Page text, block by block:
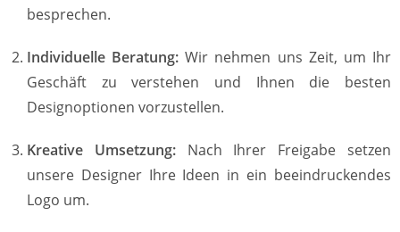
besprechen.
Individuelle Beratung: Wir nehmen uns Zeit, um Ihr
Geschäft zu verstehen und Ihnen die besten
Designoptionen vorzustellen.
Kreative Umsetzung:Nach Ihrer Freigabe setzen
unsere Designer Ihre Ideen in ein beeindruckendes
Logo um.